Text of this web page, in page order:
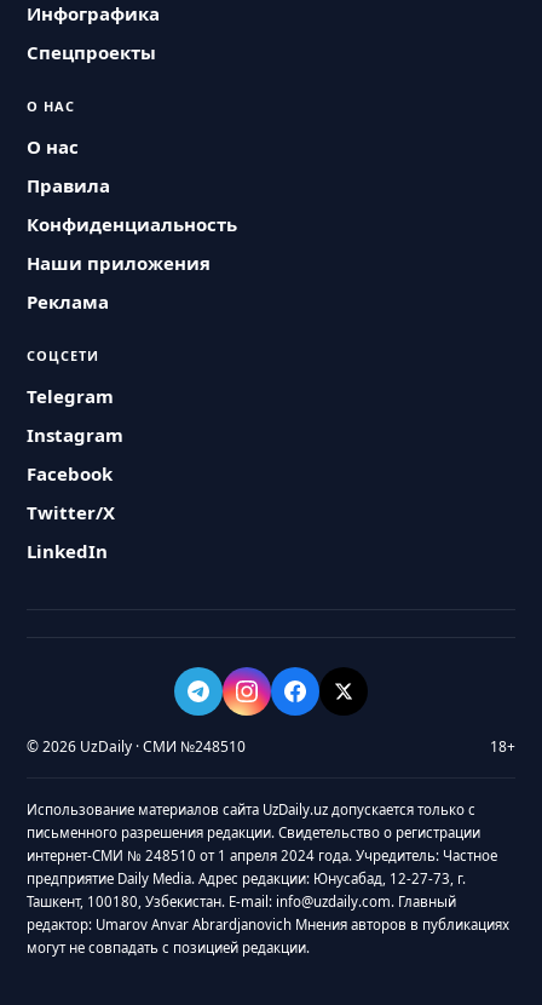
Инфографика
Спецпроекты
О НАС
О нас
Правила
Конфиденциальность
Наши приложения
Реклама
СОЦСЕТИ
Telegram
Instagram
Facebook
Twitter/X
LinkedIn
© 2026 UzDaily · СМИ №248510 18+
Использование материалов сайта UzDaily.uz допускается только с
письменного разрешения редакции. Свидетельство о регистрации
интернет-СМИ № 248510 от 1 апреля 2024 года. Учредитель: Частное
предприятие Daily Media. Адрес редакции: Юнусабад, 12-27-73, г.
Ташкент, 100180, Узбекистан. E-mail: info@uzdaily.com. Главный
редактор: Umarov Anvar Abrardjanovich Мнения авторов в публикациях
могут не совпадать с позицией редакции.